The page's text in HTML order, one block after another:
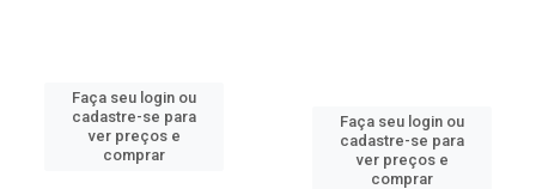
Faça seu login ou
cadastre-se para
ver preços e
comprar
Faça seu login ou
cadastre-se para
ver preços e
comprar